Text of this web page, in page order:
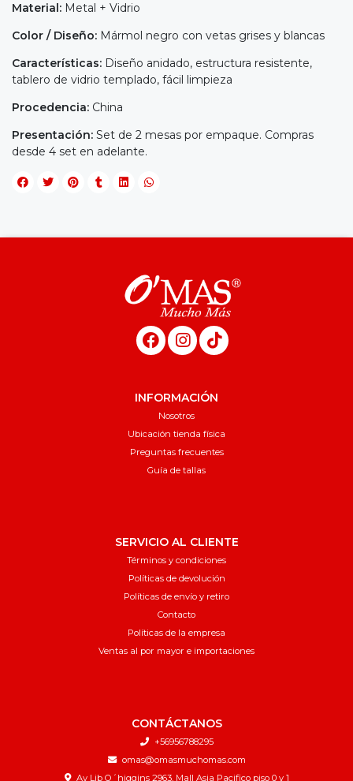
Material: Metal + Vidrio
Color / Diseño: Mármol negro con vetas grises y blancas
Características: Diseño anidado, estructura resistente,
tablero de vidrio templado, fácil limpieza
Procedencia: China
Presentación: Set de 2 mesas por empaque. Compras
desde 4 set en adelante.
INFORMACIÓN
Nosotros
Ubicación tienda física
Preguntas frecuentes
Guía de tallas
SERVICIO AL CLIENTE
Términos y condiciones
Políticas de devolución
Políticas de envío y retiro
Contacto
Políticas de la empresa
Ventas al por mayor e importaciones
CONTÁCTANOS
+56956788295
omas@omasmuchomas.com
Av Lib O´higgins 2963, Mall Asia Pacifico piso 0 y 1